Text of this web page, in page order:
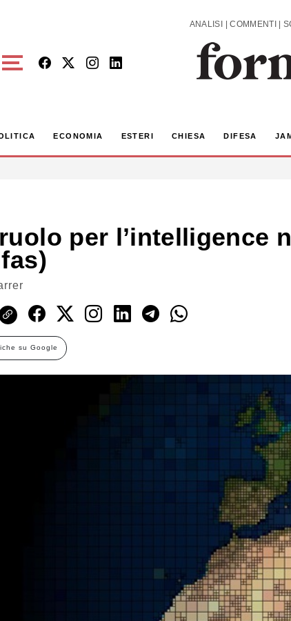
ECONOMIA ESTERI CHIESA DIFESA
per l’intelligence
su Google